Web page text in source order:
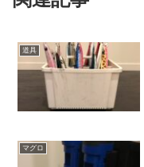
道具
マグロ